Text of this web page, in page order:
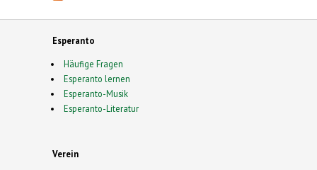
Esperanto
Häufige Fragen
Esperanto lernen
Esperanto-Musik
Esperanto-Literatur
Verein